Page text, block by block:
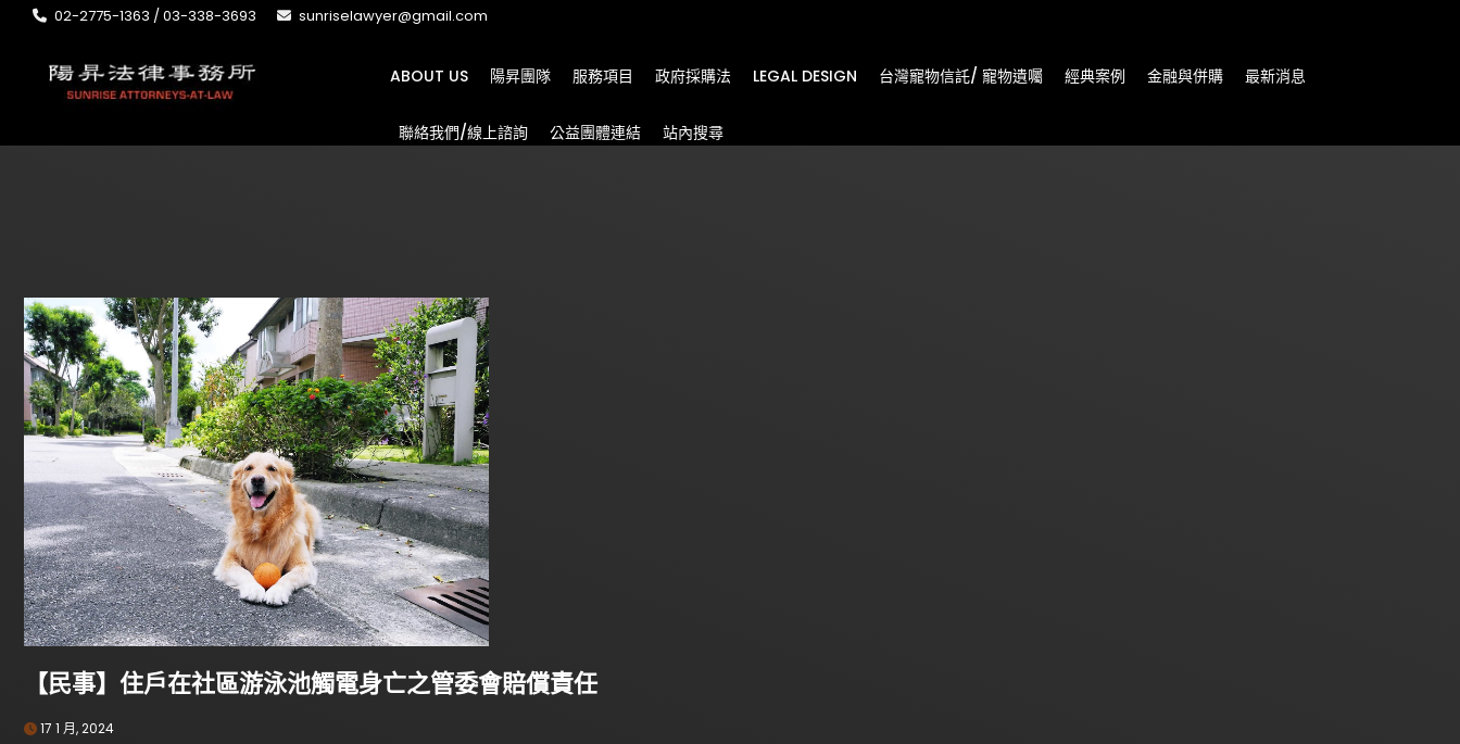
02-2775-1363 / 03-338-3693 sunriselawyer@gmail.com
ABOUT US 陽昇團隊 服務項目 政府採購法 LEGAL DESIGN 台灣寵物信託/ 寵物遺囑 經典案例 金融與併購 最新消息
聯絡我們/線上諮詢 公益團體連結 站內搜尋
【民事】住戶在社區游泳池觸電身亡之管委會賠償責任
17 1 月, 2024